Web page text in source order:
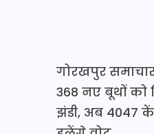
गोरखपुर
368 नए बूथों को
झंडी, अब 4047
जिस कमरे में
के बीते 4
हुए बृजभूषण
तपकर बना